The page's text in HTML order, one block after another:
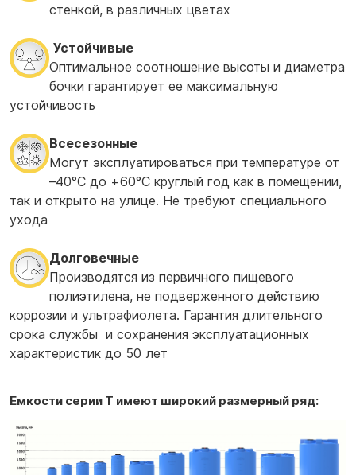
стенкой, в различных цветах
Устойчивые
Оптимальное соотношение высоты и диаметра
бочки гарантирует ее максимальную
устойчивость
Всесезонные
Могут эксплуатироваться при температуре от
–40°С до +60°С круглый год как в помещении,
так и открыто на улице. Не требуют специального
ухода
Долговечные
Производятся из первичного пищевого
полиэтилена, не подверженного действию
коррозии и ультрафиолета. Гарантия длительного
срока службы и сохранения эксплуатационных
характеристик до 50 лет
Емкости серии T имеют широкий размерный ряд: